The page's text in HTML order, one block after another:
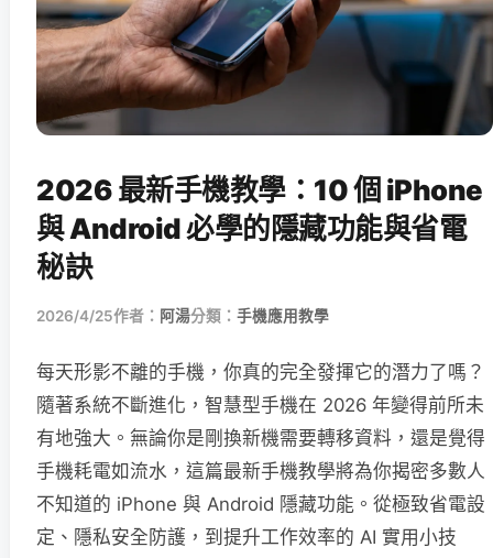
2026 最新手機教學：10 個 iPhone
與 Android 必學的隱藏功能與省電
秘訣
2026/4/25作者： 阿湯分類： 手機應用教學
每天形影不離的手機，你真的完全發揮它的潛力了嗎？
隨著系統不斷進化，智慧型手機在 2026 年變得前所未
有地強大。無論你是剛換新機需要轉移資料，還是覺得
手機耗電如流水，這篇最新手機教學將為你揭密多數人
不知道的 iPhone 與 Android 隱藏功能。從極致省電設
定、隱私安全防護，到提升工作效率的 AI 實用小技